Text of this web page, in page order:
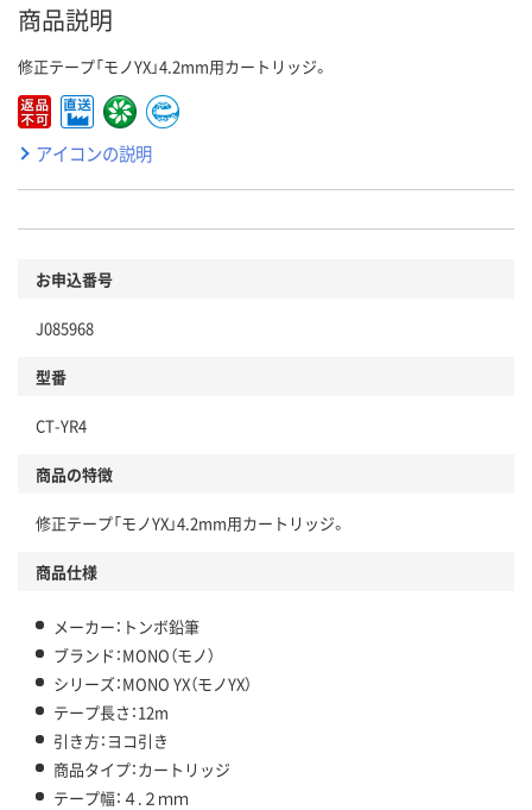
商品説明
修正テープ「モノYX」4.2mm用カートリッジ。
アイコンの説明
お申込番号
J085968
型番
CT-YR4
商品の特徴
修正テープ「モノYX」4.2mm用カートリッジ。
商品仕様
メーカー：トンボ鉛筆
ブランド：MONO（モノ）
シリーズ：MONO YX（モノYX）
テープ長さ：12m
引き方：ヨコ引き
商品タイプ：カートリッジ
テープ幅：４.２ｍｍ